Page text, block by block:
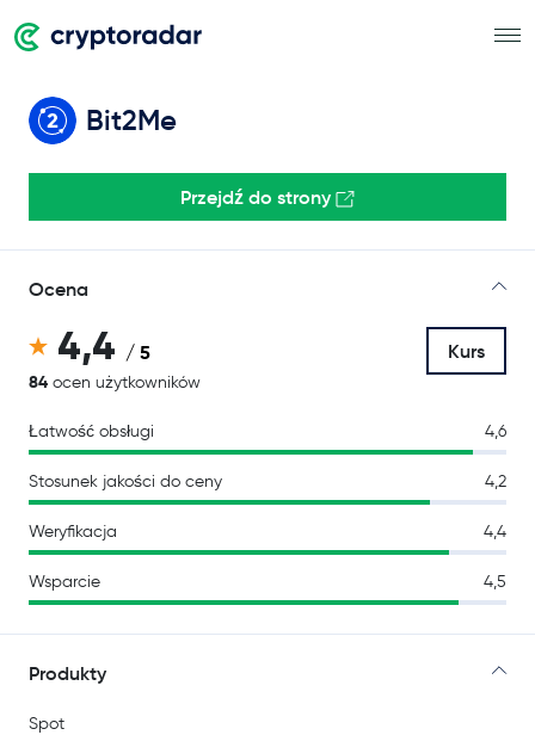
Bit2Me
Przejdź do strony
Ocena
4,4 / 5
84 ocen użytkowników
Kurs
Łatwość obsługi 4,6
Stosunek jakości do ceny 4,2
Weryfikacja 4,4
Wsparcie 4,5
Produkty
Spot